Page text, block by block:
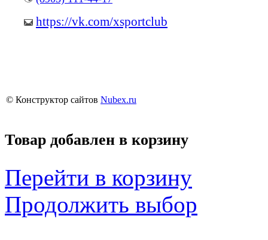
https://vk.com/xsportclub
© Конструктор сайтов Nubex.ru
Товар добавлен в корзину
Перейти в корзину
Продолжить выбор